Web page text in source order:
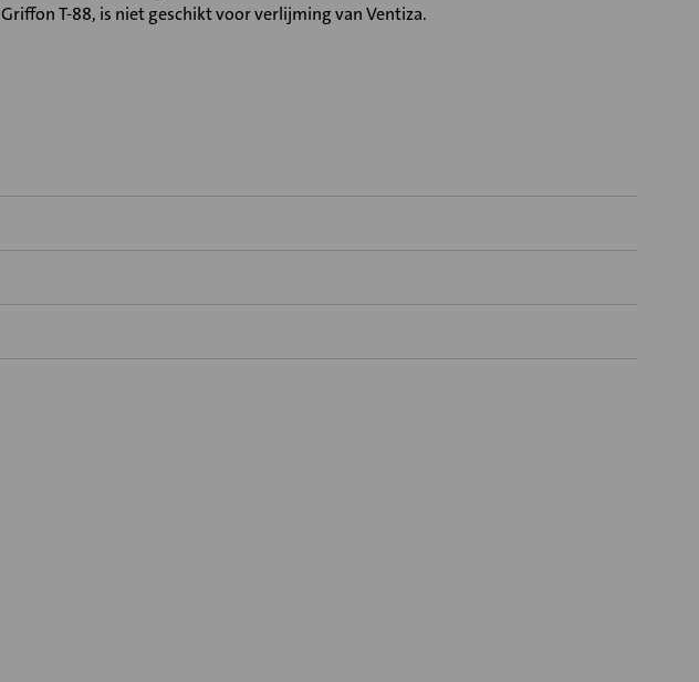
T-88, is niet geschikt voor verlijming van Ventiza.